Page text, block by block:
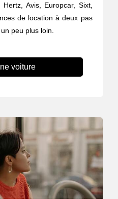
Avis, Europcar, Sixt,
de location à deux pas
peu plus loin.
voiture